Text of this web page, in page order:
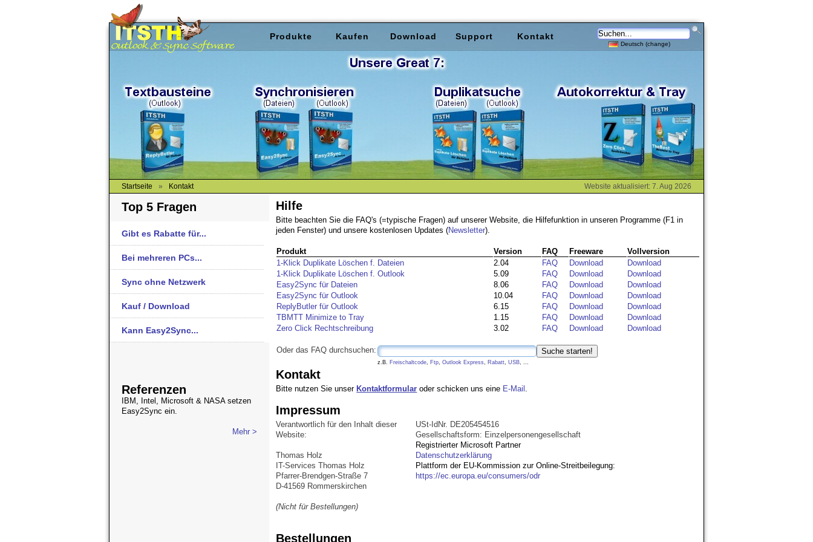
Startseite » Kontakt Website aktualisiert: 7. Aug 2026
Top 5 Fragen
Gibt es Rabatte für...
Bei mehreren PCs...
Sync ohne Netzwerk
Kauf / Download
Kann Easy2Sync...
Referenzen
IBM, Intel, Microsoft & NASA setzen
Easy2Sync ein.
Mehr >
Hilfe
Bitte beachten Sie die FAQ's (=typische Fragen) auf unserer Website, die Hilfefunktion in unseren Programme (F1 in
jeden Fenster) und unsere kostenlosen Updates (Newsletter).
Produkt Version FAQ Freeware
Vollversion
1-Klick Duplikate Löschen f. Dateien
2.04 FAQ Download
Download
1-Klick Duplikate Löschen f. Outlook
5.09 FAQ Download
Download
Easy2Sync für Dateien
8.06 FAQ Download
Download
Easy2Sync für Outlook
10.04 FAQ Download
Download
ReplyButler für Outlook
6.15 FAQ Download
Download
TBMTT Minimize to Tray
1.15 FAQ Download
Download
Zero Click Rechtschreibung
3.02 FAQ Download Download
Oder das FAQ durchsuchen:
z.B. Freischaltcode, Ftp,Outlook Express, Rabatt,USB, ...
Kontakt
Bitte nutzen Sie unser Kontaktformular oder schicken uns eine E-Mail .
Impressum
Verantwortlich für den Inhalt dieser
Website:
Thomas Holz
IT-Services Thomas Holz
Pfarrer-Brendgen-Straße 7
D-41569 Rommerskirchen
(Nicht für Bestellungen)
USt-IdNr. DE205454516
Gesellschaftsform: Einzelpersonengesellschaft
Registrierter Microsoft Partner
Datenschutzerklärung
Plattform der EU-Kommission zur Online-Streitbeilegung:
https://ec.europa.eu/consumers/odr
Bestellungen
Produkte Kaufen Download Support Kontakt
Deutsch (change)